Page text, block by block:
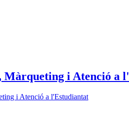
Màrqueting i Atenció a
i Atenció a l'Estudiantat